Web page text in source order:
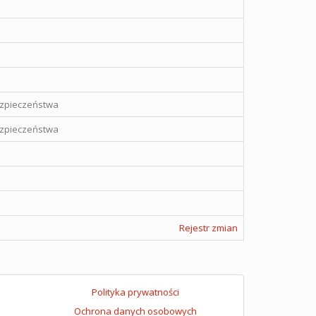
Rejestr zmian
Polityka prywatności
Ochrona danych osobowych